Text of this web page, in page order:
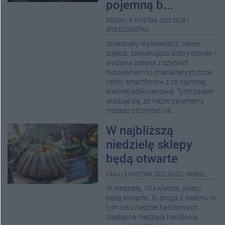
pojemną b...
REGION 9 KWIETNIA 2022 09:26
SPOŁECZEŃSTWO
Doskonały wyświetlacz, niezłe
zdjęcia, zaskakująco dobry dźwięk i
wydajna bateria z szybkim
ładowaniem to charakterystyczne
cechy smartfonów z co najmniej
średniej półki cenowej. Tymczasem
okazuje się, że niezłe parametry
możesz otrzymać na...
W najbliższą
niedzielę sklepy
będą otwarte
KRAJ 9 KWIETNIA 2022 09:22 HANDEL
W niedzielę, 10 kwietnia, sklepy
będą otwarte. To druga z siedmiu w
tym roku niedziel handlowych.
Następna niedziela handlowa